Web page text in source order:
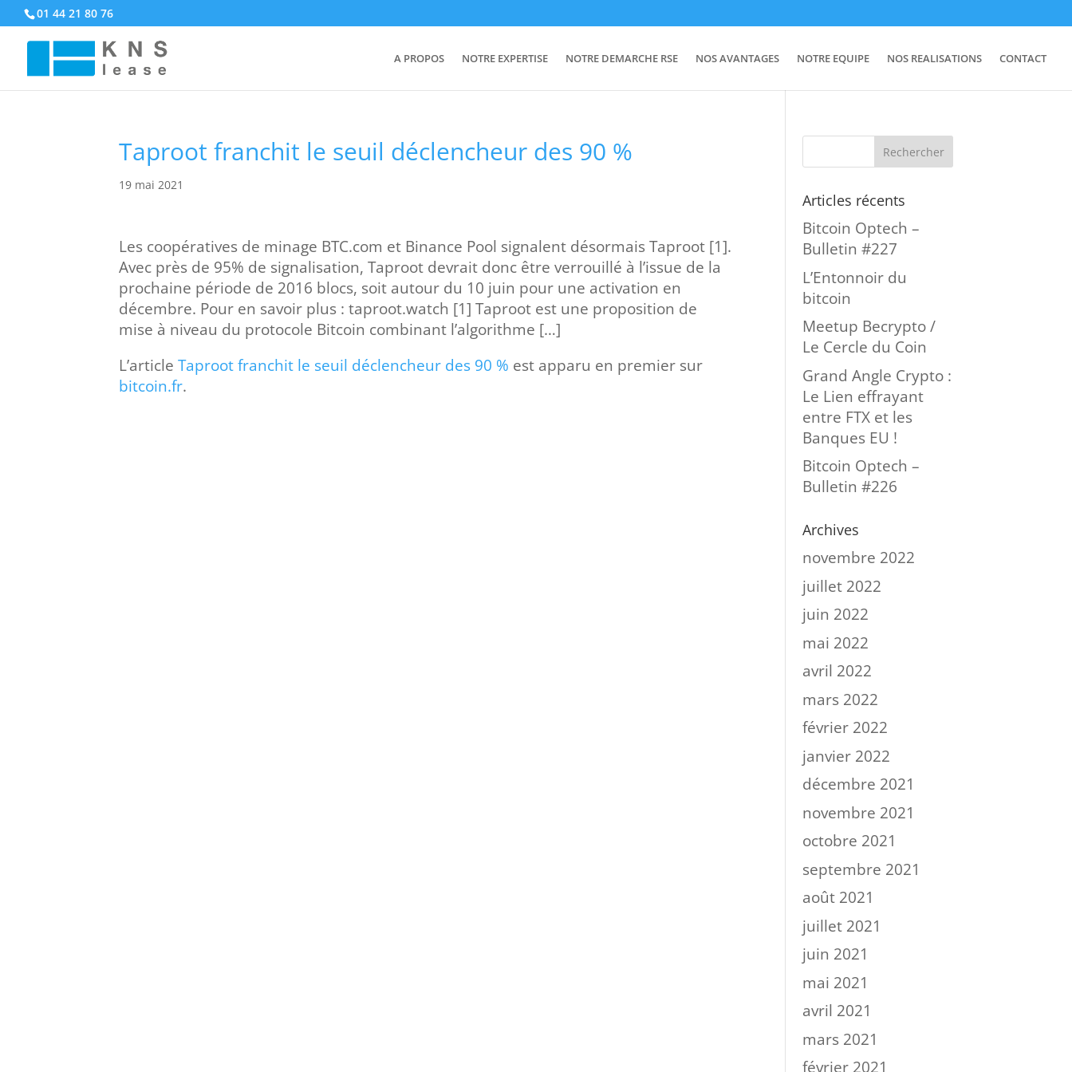
01 44 21 80 76
A PROPOS NOTRE EXPERTISE NOTRE DEMARCHE RSE NOS AVANTAGES NOTRE EQUIPE NOS REALISATIONS CONTACT
Taproot franchit le seuil déclencheur des 90 %
19 mai 2021
Les coopératives de minage BTC.com et Binance Pool signalent désormais Taproot [1].
Avec près de 95% de signalisation, Taproot devrait donc être verrouillé à l’issue de la
prochaine période de 2016 blocs, soit autour du 10 juin pour une activation en
décembre. Pour en savoir plus : taproot.watch [1] Taproot est une proposition de
mise à niveau du protocole Bitcoin combinant l’algorithme […]
L’articleTaproot franchit le seuil déclencheur des 90 % est apparu en premier sur
bitcoin.fr.
Articles récents
Bitcoin Optech –
Bulletin #227
L’Entonnoir du
bitcoin
Meetup Becrypto /
Le Cercle du Coin
Grand Angle Crypto :
Le Lien effrayant
entre FTX et les
Banques EU !
Bitcoin Optech –
Bulletin #226
Archives
novembre 2022
juillet 2022
juin 2022
mai 2022
avril 2022
mars 2022
février 2022
janvier 2022
décembre 2021
novembre 2021
octobre 2021
septembre 2021
août 2021
juillet 2021
juin 2021
mai 2021
avril 2021
mars 2021
février 2021